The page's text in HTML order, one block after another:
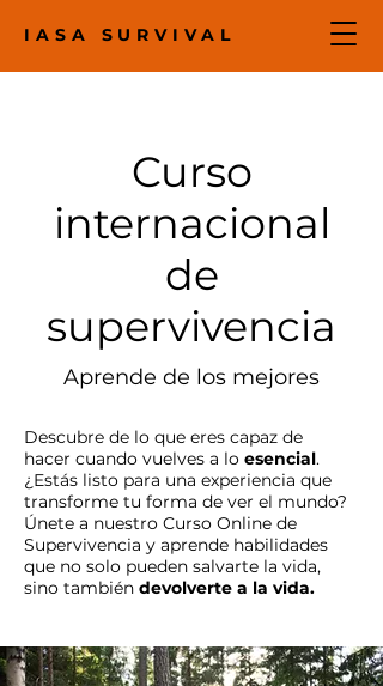
IASA SURVIVAL
Curso
internacional
de
supervivencia
Aprende de los mejores
Descubre de lo que eres capaz de
hacer cuando vuelves a lo esencial.
¿Estás listo para una experiencia que
transforme tu forma de ver el mundo?
Únete a nuestro Curso Online de
Supervivencia y aprende habilidades
que no solo pueden salvarte la vida,
sino también devolverte a la vida.